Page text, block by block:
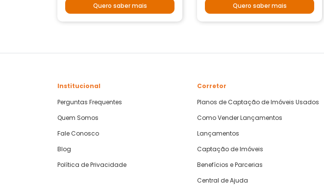
Quero saber mais Quero saber mais
Institucional
Perguntas Frequentes
Quem Somos
Fale Conosco
Blog
Política de Privacidade
Corretor
Planos de Captação de Imóveis Usados
Como Vender Lançamentos
Lançamentos
Captação de Imóveis
Benefícios e Parcerias
Central de Ajuda